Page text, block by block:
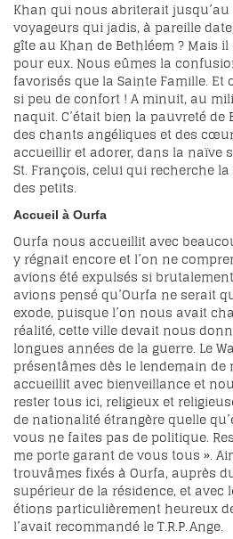
Khan qui nous abriterait
voyageurs qui jadis, à pareille
gîte au Khan de Bethléem ? Mais
pour eux. Nous eûmes la
favorisés que la Sainte Famille.
si peu de confort ! A minuit, au
naquit. C’était bien la pauvreté
des chants angéliques et des
accueillir et adorer, dans la naïve
St. François, celui qui recherche
des petits.
Accueil à Ourfa
Ourfa nous accueillit avec
y régnait encore et l’on ne
avions été expulsés si
avions pensé qu’Ourfa ne serait
exode, puisque l’on nous avait
réalité, cette ville devait nous
longues années de la guerre. Le
présentâmes dès le lendemain
accueillit avec bienveillance et
rester tous ici, religieux et
de nationalité étrangère quelle
vous ne faites pas de politique.
me porte garant de vous tous ».
trouvâmes fixés à Ourfa, auprès
supérieur de la résidence, et avec
étions particulièrement heureux
l’avait recommandé le T.R.P. Ange.